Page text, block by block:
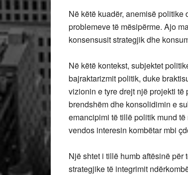
Në këtë kuadër, anemisë
problemeve të mësipërme. Ajo
konsensusit strategjik dhe
Në këtë kontekst, subjektet
bajraktarizmit politik, duke
vizionin e tyre drejt një projekti të
brendshëm dhe konsolidimin e
emancipimi të tillë politik mund
vendos interesin kombëtar mbi
Një shtet i tillë humb aftësinë për
strategjike të integrimit